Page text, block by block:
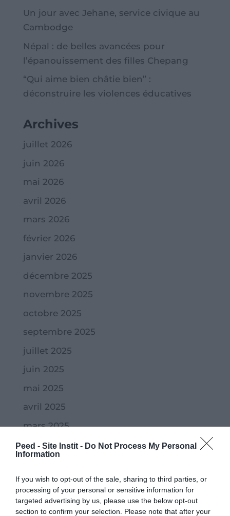
Peed - Site Instit - Do Not Process My Personal
Information
If you wish to opt-out of the sale, sharing to third parties, or
processing of your personal or sensitive information for
targeted advertising by us, please use the below opt-out
section to confirm your selection. Please note that after your
Un jour avec Jehane, service civique au
Cambodge
Népal : de belles avancées pour
l’épanouissement des filles Chepang
“Qui aime bien châtie bien” :
déconstruire les violences éducatives
Archives
juillet 2026
juin 2026
mai 2026
avril 2026
mars 2026
février 2026
janvier 2026
décembre 2025
novembre 2025
octobre 2025
septembre 2025
juillet 2025
juin 2025
mai 2025
avril 2025
mars 2025
février 2025
novembre 2024
octobre 2024